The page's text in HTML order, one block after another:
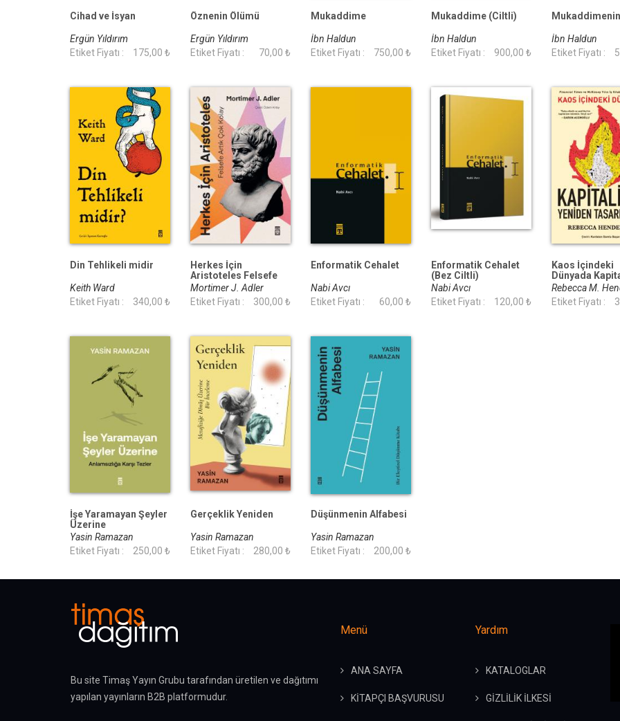
Cihad ve İsyan
Ergün Yıldırım
Etiket Fiyatı :
175,00 ₺
Öznenin Ölümü
Ergün Yıldırım
Etiket Fiyatı :
70,00 ₺
Mukaddime
İbn Haldun
Etiket Fiyatı :
750,00 ₺
Mukaddime (Ciltli)
İbn Haldun
Etiket Fiyatı :
900,00 ₺
İbn Haldun
Etiket Fiyatı :
Din Tehlikeli midir
Keith Ward
Etiket Fiyatı :
340,00 ₺
Herkes İçin
Aristoteles Felsefe
Artık Çok Kolay
Mortimer J. Adler
Etiket Fiyatı :
300,00 ₺
Enformatik Cehalet
Nabi Avcı
Etiket Fiyatı :
60,00 ₺
Enformatik Cehalet
(Bez Ciltli)
Nabi Avcı
Etiket Fiyatı :
120,00 ₺
Kaos İçindeki
Dünyada
Yeniden
Rebecca M.
Etiket Fiyatı :
İşe Yaramayan Şeyler
Üzerine
Yasin Ramazan
Etiket Fiyatı :
250,00 ₺
Gerçeklik Yeniden
Yasin Ramazan
Etiket Fiyatı :
280,00 ₺
Düşünmenin Alfabesi
Yasin Ramazan
Etiket Fiyatı :
200,00 ₺
Bu site Timaş Yayın Grubu tarafından üretilen ve dağıtımı
yapılan yayınların B2B platformudur.
Menü
ANA SAYFA
KİTAPÇI BAŞVURUSU
Yardım
KATALOGLAR
GİZLİLİK İLKESİ